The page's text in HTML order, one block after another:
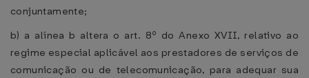
conjuntamente;
b) a alínea b altera o art. 8º do Anexo XVII, relativo ao
regime especial aplicável aos prestadores de serviços de
comunicação ou de telecomunicação, para adequar sua